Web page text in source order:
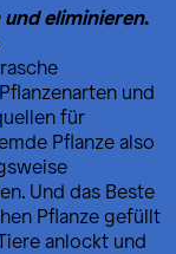
eliminieren.
und
für
Pflanze also
Und das Beste
Pflanze gefüllt
anlockt und